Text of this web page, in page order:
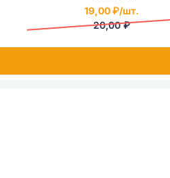
19,00 ₽/шт.
20,00 ₽